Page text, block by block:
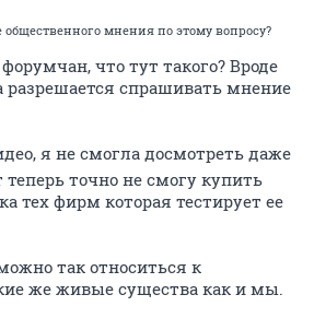
Rigick
посвящается
- не знаю. Я не выдерживаю.
группы вконтакте